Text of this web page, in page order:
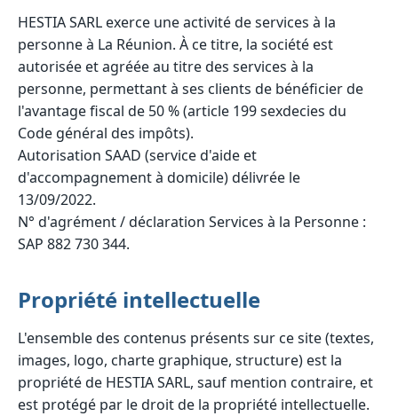
HESTIA SARL exerce une activité de services à la
personne à La Réunion. À ce titre, la société est
autorisée et agréée au titre des services à la
personne, permettant à ses clients de bénéficier de
l'avantage fiscal de 50 % (article 199 sexdecies du
Code général des impôts).
Autorisation SAAD (service d'aide et
d'accompagnement à domicile) délivrée le
13/09/2022.
N° d'agrément / déclaration Services à la Personne :
SAP 882 730 344.
Propriété intellectuelle
L'ensemble des contenus présents sur ce site (textes,
images, logo, charte graphique, structure) est la
propriété de HESTIA SARL, sauf mention contraire, et
est protégé par le droit de la propriété intellectuelle.